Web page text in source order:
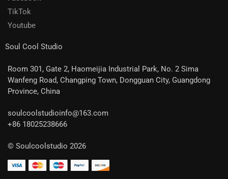
TikTok
Youtube
Soul Cool Studio
Room 301, Gate 2, Haomeijia Industrial Park, No. 2 Sima
Wanfeng Road, Changping Town, Dongguan City, Guangdong
Province, China
soulcoolstudioinfo@163.com
+86 18025238666
© Soulcoolstudio 2026